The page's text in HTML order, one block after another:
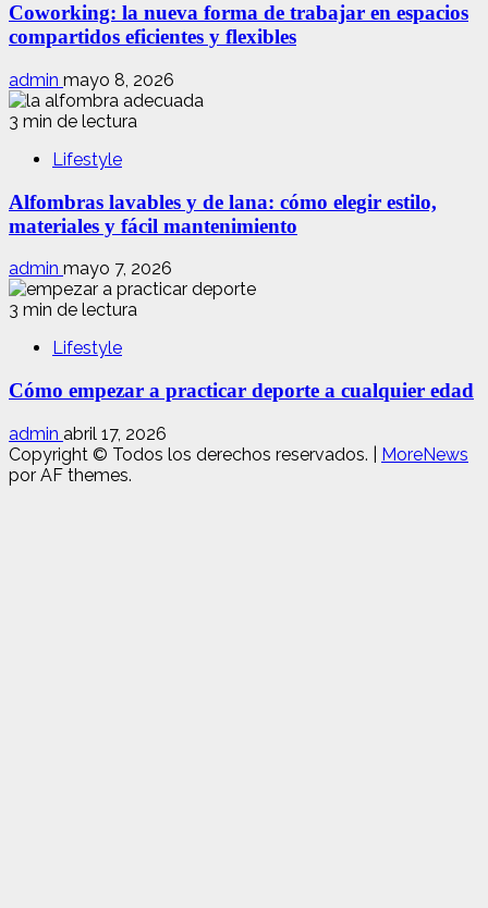
Coworking: la nueva forma de trabajar en espacios
compartidos eficientes y flexibles
admin mayo 8, 2026
3 min de lectura
Lifestyle
Alfombras lavables y de lana: cómo elegir estilo,
materiales y fácil mantenimiento
admin mayo 7, 2026
3 min de lectura
Lifestyle
Cómo empezar a practicar deporte a cualquier edad
admin abril 17, 2026
Copyright © Todos los derechos reservados.
MoreNews
por AF themes.